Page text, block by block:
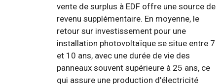
vente de surplus à EDF offre une source de
revenu supplémentaire. En moyenne, le
retour sur investissement pour une
installation photovoltaïque se situe entre 7
et 10 ans, avec une durée de vie des
panneaux souvent supérieure à 25 ans, ce
qui assure une production d'électricité